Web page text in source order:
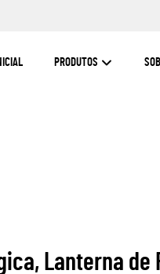
PRODUTOS
Lanterna